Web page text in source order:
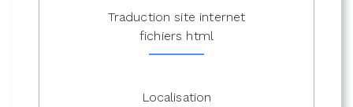
Traduction site internet
fichiers html
Localisation